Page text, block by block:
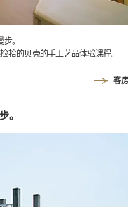
。
拾的贝壳的手工艺品体验课程。
客房
。